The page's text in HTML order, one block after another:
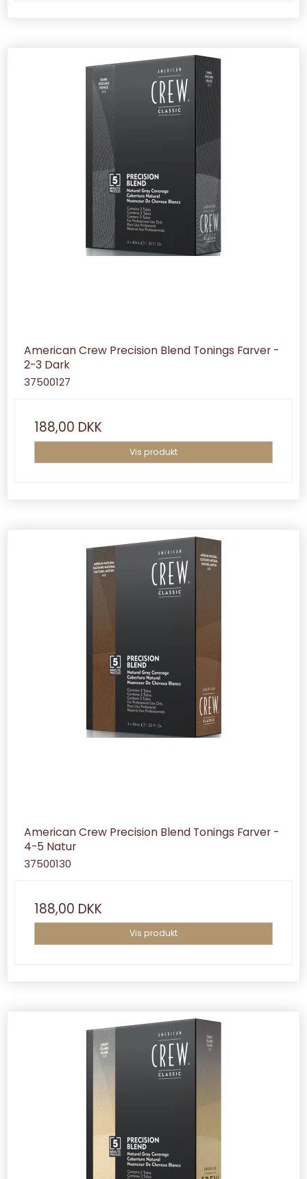
American Crew Precision Blend Tonings Farver -
2-3 Dark
37500127
188,00 DKK
Vis produkt
American Crew Precision Blend Tonings Farver -
4-5 Natur
37500130
188,00 DKK
Vis produkt